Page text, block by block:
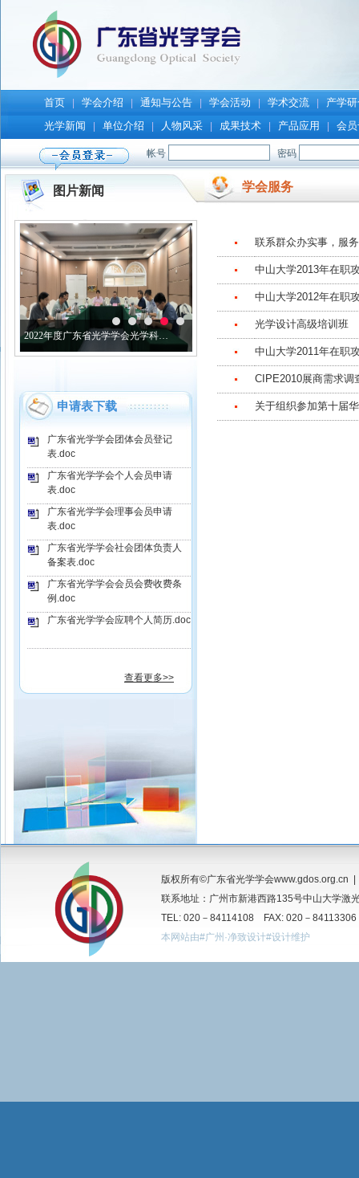
首页 学会介绍 通知与公告 学会活动 学术交流
产学
光学新闻
单位介绍 人物风采 成果技术 产品应用 会
图片新闻
申请表下载
广东省光学学会团体会员登记
表.doc
广东省光学学会个人会员申请
表.doc
广东省光学学会理事会员申请
表.doc
广东省光学学会社会团体负责人
备案表.doc
广东省光学学会会员会费收费条
例.doc
广东省光学学会应聘个人简历.doc
查看更多>>
学会服务
联系群众办实事，服
中山大学2013年在职
中山大学2012年在职
光学设计高级培训班
中山大学2011年在职
CIPE2010展商需求调
关于组织参加第十届
版权所有©广东省光学学会www.gdos.org.cn
联系地址：广州市新港西路135号中山大学
TEL: 020－84114108 FAX: 020－
本网站由#广州·净致设计#设计维护